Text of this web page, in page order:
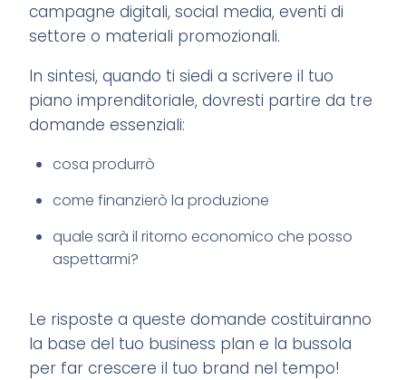
campagne digitali, social media, eventi di
settore o materiali promozionali.
In sintesi, quando ti siedi a scrivere il tuo
piano imprenditoriale, dovresti partire da tre
domande essenziali:
cosa produrrò
come finanzierò la produzione
quale sarà il ritorno economico che posso
aspettarmi?
Le risposte a queste domande costituiranno
la base del tuo business plan e la bussola
per far crescere il tuo brand nel tempo!